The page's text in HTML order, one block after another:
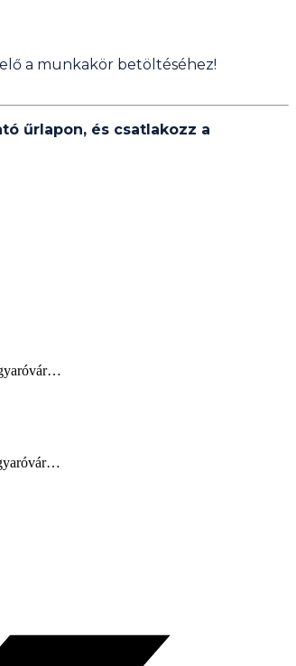
a munkakör betöltéséhez!
űrlapon, és csatlakozz a